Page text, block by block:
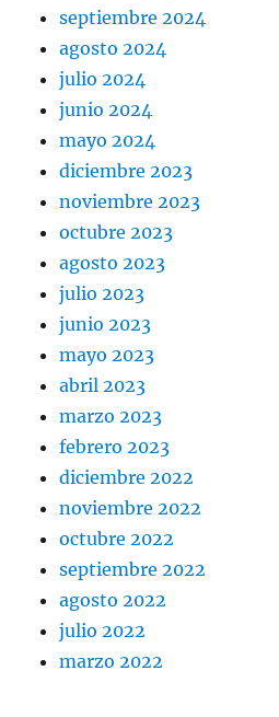
septiembre 2024
agosto 2024
julio 2024
junio 2024
mayo 2024
diciembre 2023
noviembre 2023
octubre 2023
agosto 2023
julio 2023
junio 2023
mayo 2023
abril 2023
marzo 2023
febrero 2023
diciembre 2022
noviembre 2022
octubre 2022
septiembre 2022
agosto 2022
julio 2022
marzo 2022